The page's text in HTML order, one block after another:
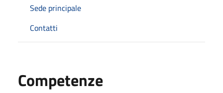
Sede principale
Contatti
Competenze